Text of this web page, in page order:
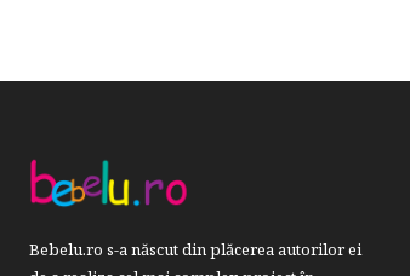
Bebelu.ro s-a născut din plăcerea autorilor ei